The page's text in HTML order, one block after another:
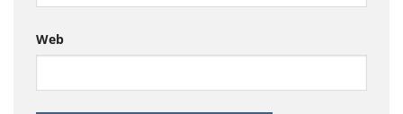
Web